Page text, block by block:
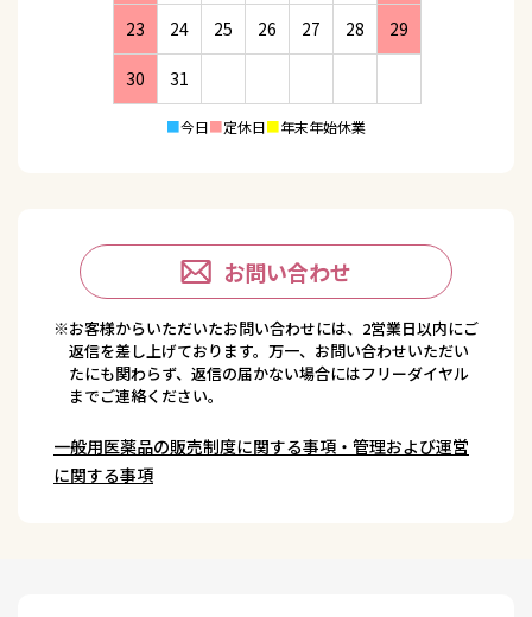
23 24 25 26 27 28 29
30 31
■今日■定休日■年末年始休業
お問い合わせ
※お客様からいただいたお問い合わせには、2営業日以内にご
返信を差し上げております。万一、お問い合わせいただい
たにも関わらず、返信の届かない場合にはフリーダイヤル
までご連絡ください。
一般用医薬品の販売制度に関する事項・管理および運営
に関する事項